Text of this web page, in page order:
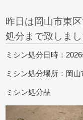
昨日は岡山市東
処分まで致しまし
ミシン処分日時：
ミシン処分場所：岡山
ミシン処分品